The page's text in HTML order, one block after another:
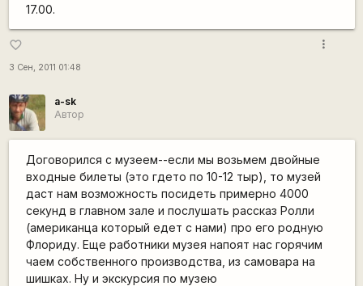
17.00.
favorite_border
3 Сен, 2011 01:48
more_vert
a-sk
Автор
Договорился с музеем--если мы возьмем двойные
входные билеты (это гдето по 10-12 тыр), то музей
даст нам возможность посидеть примерно 4000
секунд в главном зале и послушать рассказ Ролли
(американца который едет с нами) про его родную
Флориду. Еще работники музея напоят нас горячим
чаем собственного производства, из самовара на
шишках. Ну и экскурсия по музею